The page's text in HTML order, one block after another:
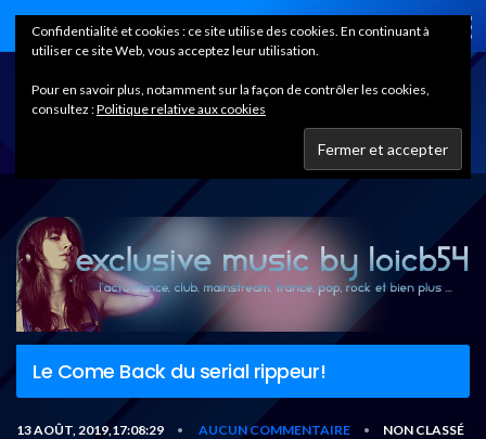
Home
Le Come Back du serial rippeur!
13 AOÛT, 2019,17:08:29 • AUCUN COMMENTAIRE • NON CLASSÉ
Confidentialité et cookies : ce site utilise des cookies. En continuant à
utiliser ce site Web, vous acceptez leur utilisation.
Pour en savoir plus, notamment sur la façon de contrôler les cookies,
consultez :Politique relative aux cookies